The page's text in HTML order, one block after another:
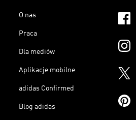
O nas
Praca
Dla mediów
Aplikacje mobilne
adidas Confirmed
Blog adidas